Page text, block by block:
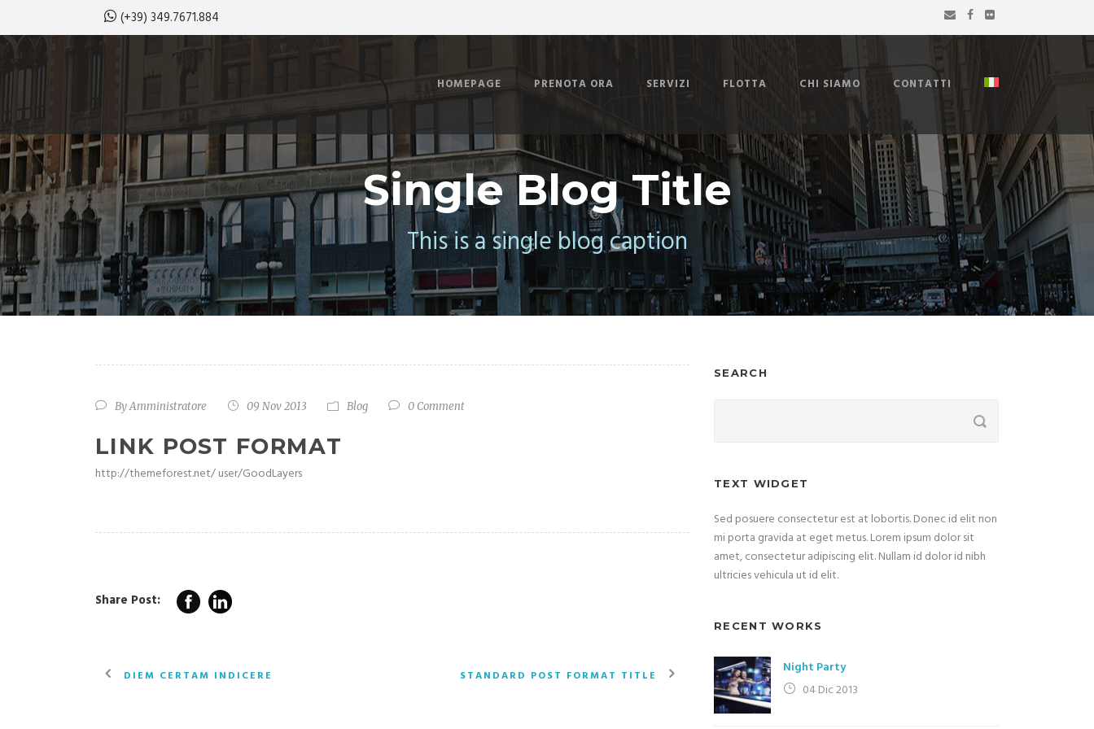
(+39) 349.7671.884
HOMEPAGE PRENOTA ORA SERVIZI FLOTTA CHI SIAMO CONTATTI
Single Blog Title
This is a single blog caption
ByAmministratore 09 Nov 2013 Blog 0 Comment
LINK POST FORMAT
http://themeforest.net/ user/GoodLayers
Share Post:
DIEM CERTAM INDICERE STANDARD POST FORMAT TITLE
SEARCH
TEXT WIDGET
Sed posuere consectetur est at lobortis. Donec id elit non
mi porta gravida at eget metus. Lorem ipsum dolor sit
amet, consectetur adipiscing elit. Nullam id dolor id nibh
ultricies vehicula ut id elit.
RECENT WORKS
Night Party
04 Dic 2013